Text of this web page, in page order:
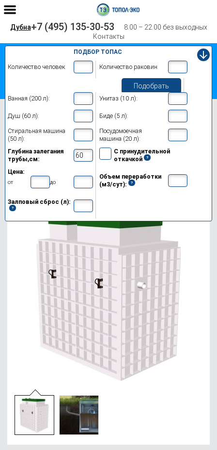
Дубна+7 (495) 135-30-53
8.00 – 22.00 без выходных
Контакты
ПОДБОР ТОПАС
Количество человек Количество раковин
Подобрать
Ванная (200 л): Унитаз (10 л):
Душ (60 л): Биде (5 л):
Стиральная машина
(50 л):
Посудомоечная
машина (20 л):
Глубина залегания
трубы,см:
С принудительной
откачкой
Цена:
от до
Объем переработки
(м3/сут):
Залповый сброс (л):
Септик Топас 20 в Дубне
Модификации
Цены на монтаж
Обслуживание